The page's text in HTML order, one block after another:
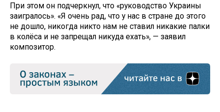
При этом он подчеркнул, что «руководство Украины
заигралось». «Я очень рад, что у нас в стране до этого
не дошло, никогда никто нам не ставил никакие палки
в колёса и не запрещал никуда ехать», — заявил
композитор.